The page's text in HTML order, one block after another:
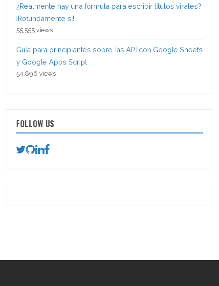
¿Realmente hay una fórmula para escribir títulos virales?
¡Rotundamente sí!
55,555 views
Guía para principiantes sobre las API con Google Sheets
y Google Apps Script
54,896 views
FOLLOW US